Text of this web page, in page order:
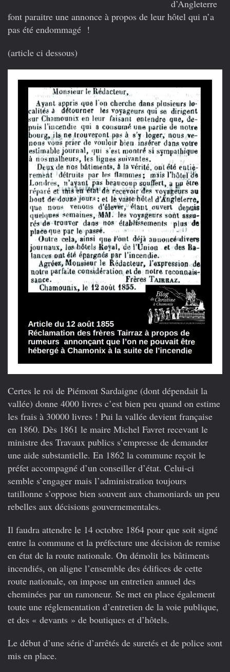
d’Angleterre
font paraitre une annonce à propos de leur hôtel qui n’a
pas été endommagé !
(article ci dessous)
Certes le roi de Piémont Sardaigne (dont dépendait la
vallée) donne 4000 livres c’est bien peu quand on estime
les frais à 30000 livres ! Pui la vallée devient française
en 1860. Dès 1861 le maire Michel Favret recevant le
ministre des Travaux publics s’empresse de demander
une aide substantielle. En 1862 la commune reçoit le
préfet accompagné d’un conseiller d’état. Celui-ci
semble s’engager mais l’administration toujours
tatillonne s’oppose bien souvent aux chamoniards un peu
rebelles aux décisions gouvernementales.
Il faudra attendre le 14 octobre 1864 pour que soit signé
entre la commune et la préfecture une décision de remise
en état de la route nationale. On démolit les bâtiments
incendiés, on aligne l’ensemble des édifices de cette
route nationale, on impose un entretien annuel des
cheminées par un ramoneur. Se met en place également
toute une réglementation d’entretien de la voie publique,
et des « devants » de boutiques et d’hôtels.
Le début d’une série d’arrêtés de suretés et de police sont
mis en place.